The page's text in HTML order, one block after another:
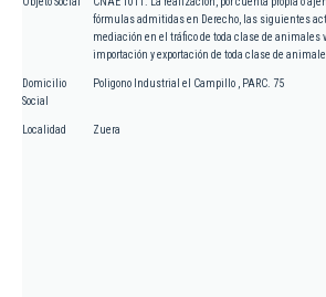
fórmulas admitidas en Derecho, las siguientes
mediación en el tráfico de toda clase de animales
importación y exportación de toda clase de
Domicilio
Social
Poligono Industrial el Campillo , PARC. 75
Localidad Zuera